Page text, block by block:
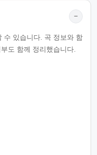
−
수 있습니다. 곡 정보와 함
도 함께 정리했습니다.